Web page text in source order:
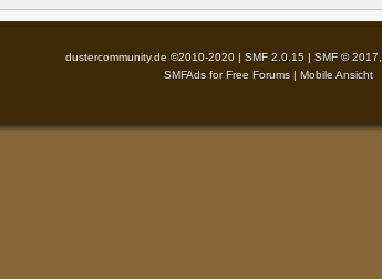
dustercommunity.de ©2010-2020 | SMF 2.0.15 | SMF © 2017
SMFAds forFree Forums | Mobile Ansicht